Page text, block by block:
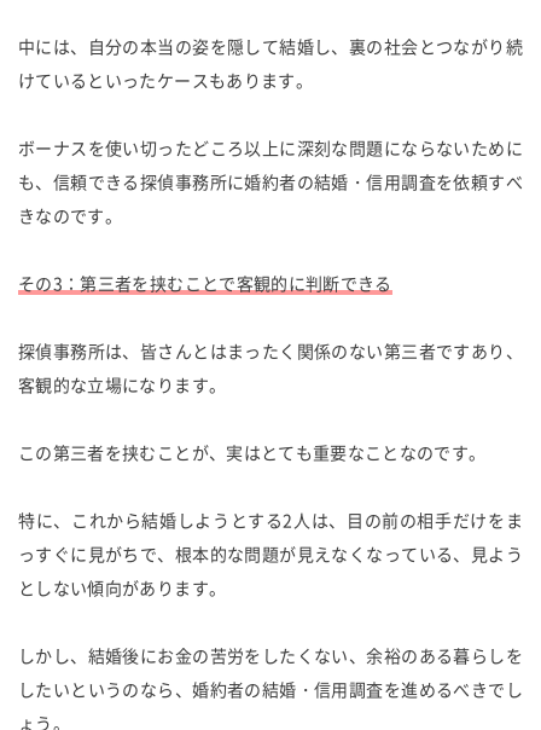
中には、自分の本当の姿を隠して結婚し、裏の社会とつながり続
けているといったケースもあります。
ボーナスを使い切ったどころ以上に深刻な問題にならないために
も、信頼できる探偵事務所に婚約者の結婚・信用調査を依頼すべ
きなのです。
その3：第三者を挟むことで客観的に判断できる
探偵事務所は、皆さんとはまったく関係のない第三者ですあり、
客観的な立場になります。
この第三者を挟むことが、実はとても重要なことなのです。
特に、これから結婚しようとする2人は、目の前の相手だけをま
っすぐに見がちで、根本的な問題が見えなくなっている、見よう
としない傾向があります。
しかし、結婚後にお金の苦労をしたくない、余裕のある暮らしを
したいというのなら、婚約者の結婚・信用調査を進めるべきでし
ょう。